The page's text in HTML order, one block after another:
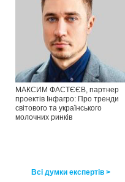
МАКСИМ ФАСТЄЄВ, партнер
проектів Інфагро: Про тренди
світового та українського
молочних ринків
Всі думки експертів >